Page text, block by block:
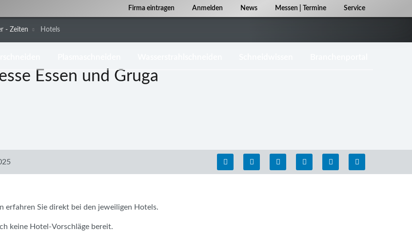
Firma eintragen Anmelden News Messen | Termine Service
- Zeiten Hotels
Essen und Gruga
erfahren Sie direkt bei den jeweiligen Hotels.
keine Hotel-Vorschläge bereit.